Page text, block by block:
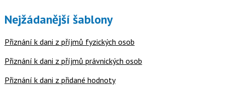
Nejžádanější šablony
Přiznání k dani z příjmů fyzických osob
Přiznání k dani z příjmů právnických osob
Přiznání k dani z přidané hodnoty